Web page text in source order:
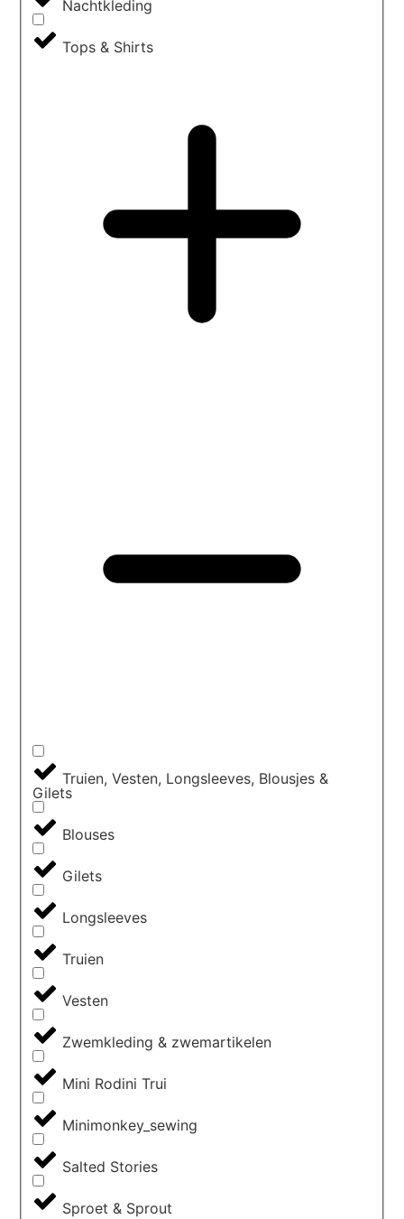
Nachtkleding
Tops & Shirts
Truien, Vesten, Longsleeves, Blousjes &
Gilets
Blouses
Gilets
Longsleeves
Truien
Vesten
Zwemkleding & zwemartikelen
Mini Rodini Trui
Minimonkey_sewing
Salted Stories
Sproet & Sprout